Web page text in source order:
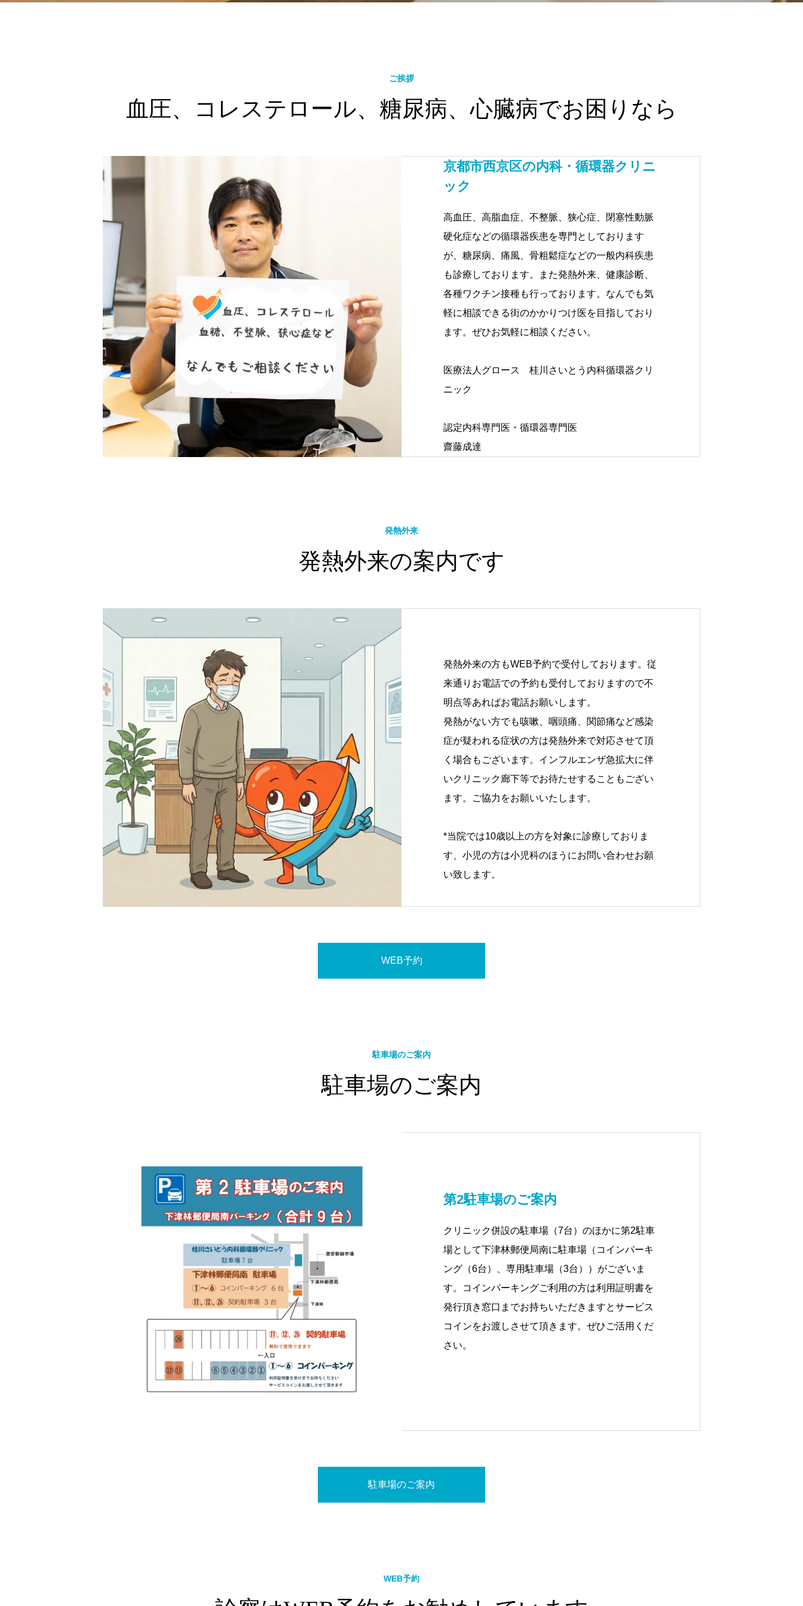
ご挨拶
血圧、コレステロール、糖尿病、心臓病でお困りなら
京都市西京区の内科・循環器クリニ
ック
高血圧、高脂血症、不整脈、狭心症、閉塞性動脈
硬化症などの循環器疾患を専門としております
が、糖尿病、痛風、骨粗鬆症などの一般内科疾患
も診療しております。また発熱外来、健康診断、
各種ワクチン接種も行っております。なんでも気
軽に相談できる街のかかりつけ医を目指しており
ます。ぜひお気軽に相談ください。
医療法人グロース 桂川さいとう内科循環器クリ
ニック
認定内科専門医・循環器専門医
齋藤成達
発熱外来
発熱外来の案内です
発熱外来の方もWEB予約で受付しております。従
来通りお電話での予約も受付しておりますので不
明点等あればお電話お願いします。
発熱がない方でも咳嗽、咽頭痛、関節痛など感染
症が疑われる症状の方は発熱外来で対応させて頂
く場合もございます。インフルエンザ急拡大に伴
いクリニック廊下等でお待たせすることもござい
ます。ご協力をお願いいたします。
*当院では10歳以上の方を対象に診療しておりま
す、小児の方は小児科のほうにお問い合わせお願
い致します。
WEB予約
駐車場のご案内
駐車場のご案内
第2駐車場のご案内
クリニック併設の駐車場（7台）のほかに第2駐車
場として下津林郵便局南に駐車場（コインパーキ
ング（6台）、専用駐車場（3台））がございま
す。コインパーキングご利用の方は利用証明書を
発行頂き窓口までお持ちいただきますとサービス
コインをお渡しさせて頂きます。ぜひご活用くだ
さい。
駐車場のご案内
WEB予約